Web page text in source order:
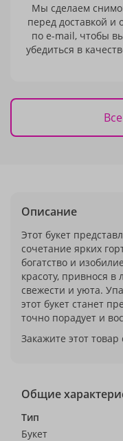
Мы сделаем
перед доставкой и
по e-mail, чтобы
убедиться в
Описание
Этот букет
сочетание ярких
богатство и
красоту, привнося
свежести и уюта.
этот букет станет
точно порадует и
Закажите этот
Общие
Тип
Букет